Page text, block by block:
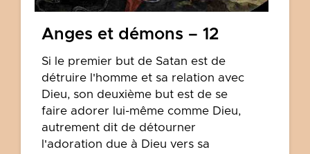
Anges et démons – 12
Si le premier but de Satan est de
détruire l'homme et sa relation avec
Dieu, son deuxième but est de se
faire adorer lui-même comme Dieu,
autrement dit de détourner
l'adoration due à Dieu vers sa